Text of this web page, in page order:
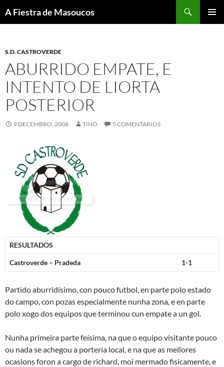
aoA Fiestra de Masoucos
S.D. CASTROVERDE
ABURRIDO EMPATE, E
INTENTO DE LIORTA
POSTERIOR
9 DECEMBRO, 2008 TINO 5 COMENTARIOS
RESULTADOS
Castroverde – Pradeda 1-1
Partido aburridísimo, con pouco futbol, en parte polo estado
do campo, con pozas especialmente nunha zona, e en parte
polo xogo dos equipos que terminou cun empate a un gol.
Nunha primeira parte feísima, na que o equipo visitante pouco
ou nada se achegou a portería local, e na que as mellores
ocasions foron a cargo de richard, moi mermado fisicamente, e